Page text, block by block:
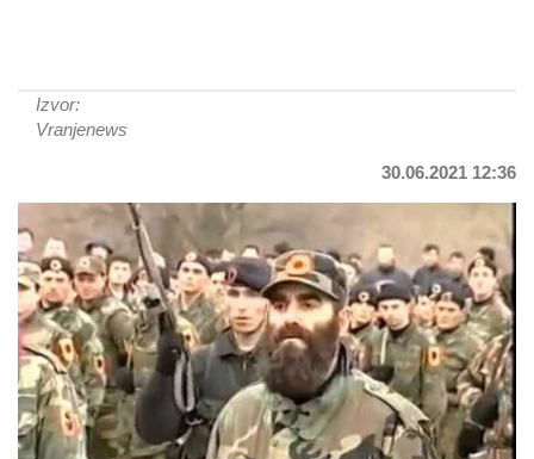
Izvor:
Vranjenews
30.06.2021 12:36